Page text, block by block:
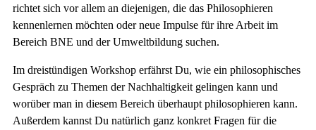
richtet sich vor allem an diejenigen, die das Philosophieren
kennenlernen möchten oder neue Impulse für ihre Arbeit im
Bereich BNE und der Umweltbildung suchen.
Im dreistündigen Workshop erfährst Du, wie ein philosophisches
Gespräch zu Themen der Nachhaltigkeit gelingen kann und
worüber man in diesem Bereich überhaupt philosophieren kann.
Außerdem kannst Du natürlich ganz konkret Fragen für die